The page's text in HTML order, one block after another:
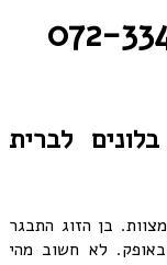
לברית
בן הזוג התבגר
לא חשוב מהי